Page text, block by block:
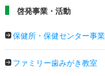
啓発事業・活動
保健所・保健センター事業
ファミリー歯みがき教室